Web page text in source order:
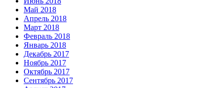
Май 2018
Апрель 2018
Март 2018
Февраль 2018
Январь 2018
Декабрь 2017
Ноябрь 2017
Октябрь 2017
Сентябрь 2017